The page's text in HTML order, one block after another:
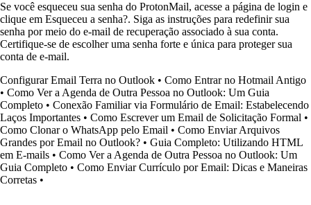
Se você esqueceu sua senha do ProtonMail, acesse a página de login e
clique em Esqueceu a senha?. Siga as instruções para redefinir sua
senha por meio do e-mail de recuperação associado à sua conta.
Certifique-se de escolher uma senha forte e única para proteger sua
conta de e-mail.
Configurar Email Terra no Outlook • Como Entrar no Hotmail Antigo
• Como Ver a Agenda de Outra Pessoa no Outlook: Um Guia
Completo • Conexão Familiar via Formulário de Email: Estabelecendo
Laços Importantes • Como Escrever um Email de Solicitação Formal •
Como Clonar o WhatsApp pelo Email • Como Enviar Arquivos
Grandes por Email no Outlook? • Guia Completo: Utilizando HTML
em E-mails • Como Ver a Agenda de Outra Pessoa no Outlook: Um
Guia Completo • Como Enviar Currículo por Email: Dicas e Maneiras
Corretas •